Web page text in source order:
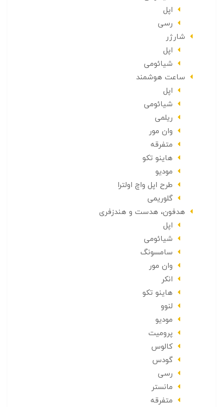
اپل
رسی
شارژر
اپل
شیائومی
ساعت هوشمند
اپل
شیائومی
ریلمی
وان مور
متفرقه
هاینو تکو
مودیو
طرح اپل واچ اولترا
گلوریمی
هدفون، هدست و هندزفری
اپل
شیائومی
سامسونگ
وان مور
انکر
هاینو تکو
لنوو
مودیو
پرومیت
کالوس
گودس
رسی
مانستر
متفرقه